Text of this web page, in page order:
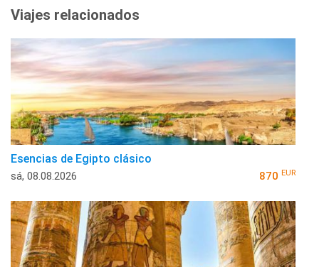
Viajes relacionados
Esencias de Egipto clásico
sá, 08.08.2026 870 EUR